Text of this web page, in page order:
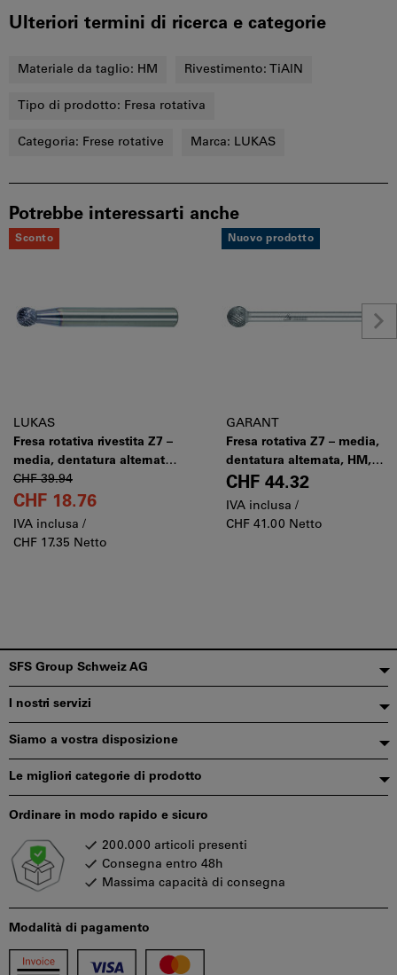
Ulteriori termini di ricerca e categorie
Materiale da taglio: HM Rivestimento: TiAlN
Tipo di prodotto: Fresa rotativa
Categoria: Frese rotative Marca: LUKAS
Potrebbe interessarti anche
Sconto
LUKAS
Fresa rotativa rivestita Z7 –
media, dentatura alternata,
HM TiAlN, Modello: D0605
CHF 39.94
CHF 18.76
IVA inclusa /
CHF 17.35 Netto
Nuovo prodotto
GARANT
Fresa rotativa Z7 – media,
dentatura alternata, HM,
Modello: D0605
CHF 44.32
IVA inclusa /
CHF 41.00 Netto
Piè
di
pagina
SFS Group Schweiz AG
I nostri servizi
Siamo a vostra disposizione
Le migliori categorie di prodotto
Modalità di pagamento
Ordinare in modo rapido e sicuro
200.000 articoli presenti
Consegna entro 48h
Massima capacità di consegna